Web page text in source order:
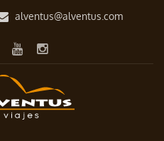
alventus@alventus.com